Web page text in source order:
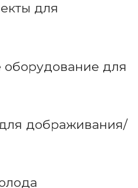
для
для
дображивания/